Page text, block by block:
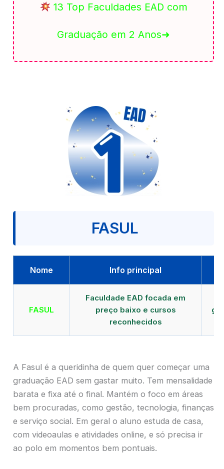
13 Top Faculdades EAD com
Graduação em 2 Anos➜
FASUL
Nome Info principal
FASUL
Faculdade EAD focada em
preço baixo e cursos
reconhecidos
A Fasul é a queridinha de quem quer começar uma
graduação EAD sem gastar muito. Tem mensalidade
barata e fixa até o final. Mantém o foco em áreas
bem procuradas, como gestão, tecnologia, finanças
e serviço social. Em geral o aluno estuda de casa,
com videoaulas e atividades online, e só precisa ir
ao polo em momentos bem pontuais.